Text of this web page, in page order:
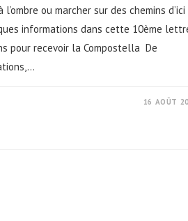
ou marcher sur des chemins
informations dans cette 10ème
pour recevoir la Compostella De
16 AOÛT